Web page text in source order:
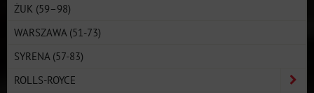
ŻUK (59–98)
WARSZAWA (51-73)
SYRENA (57-83)
ROLLS-ROYCE